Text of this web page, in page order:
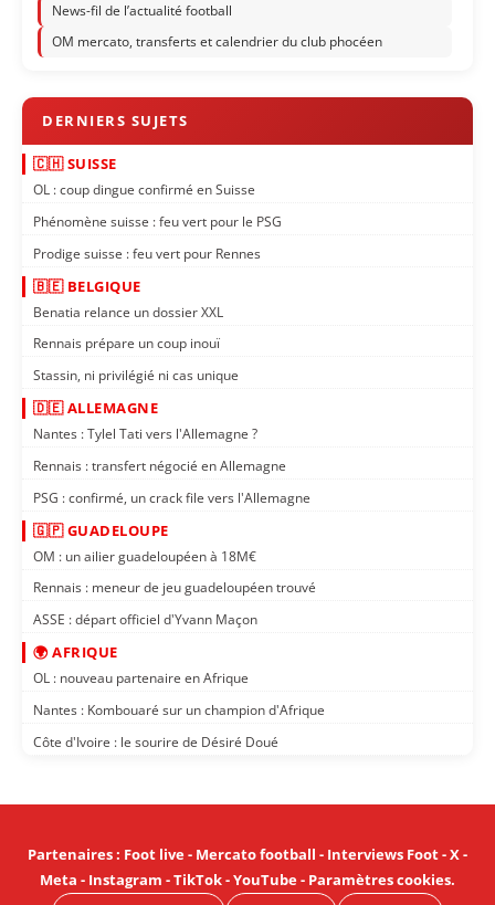
News-fil de l’actualité football
OM mercato, transferts et calendrier du club phocéen
🇨🇭 SUISSE
OL : coup dingue confirmé en Suisse
Phénomène suisse : feu vert pour le PSG
Prodige suisse : feu vert pour Rennes
🇧🇪 BELGIQUE
Benatia relance un dossier XXL
Rennais prépare un coup inouï
Stassin, ni privilégié ni cas unique
🇩🇪 ALLEMAGNE
Nantes : Tylel Tati vers l'Allemagne ?
Rennais : transfert négocié en Allemagne
PSG : confirmé, un crack file vers l'Allemagne
🇬🇵 GUADELOUPE
OM : un ailier guadeloupéen à 18M€
Rennais : meneur de jeu guadeloupéen trouvé
ASSE : départ officiel d'Yvann Maçon
🌍 AFRIQUE
OL : nouveau partenaire en Afrique
Nantes : Kombouaré sur un champion d'Afrique
Côte d'Ivoire : le sourire de Désiré Doué
Partenaires: Foot live- Mercato football - Interviews Foot-X-
Meta - Instagram -TikTok-YouTube- Paramètres cookies.